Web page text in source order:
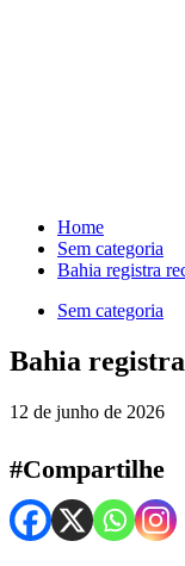
Home
Sem categoria
Bahia registra
Sem categoria
Bahia
12 de junho de 2026
#Compartilhe